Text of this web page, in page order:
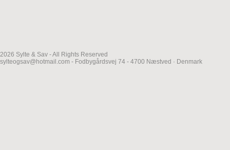
2026 Sylte & Sav - All Rights Reserved
sylteogsav@hotmail.com - Fodbygårdsvej 74 - 4700 Næstved · Denmark